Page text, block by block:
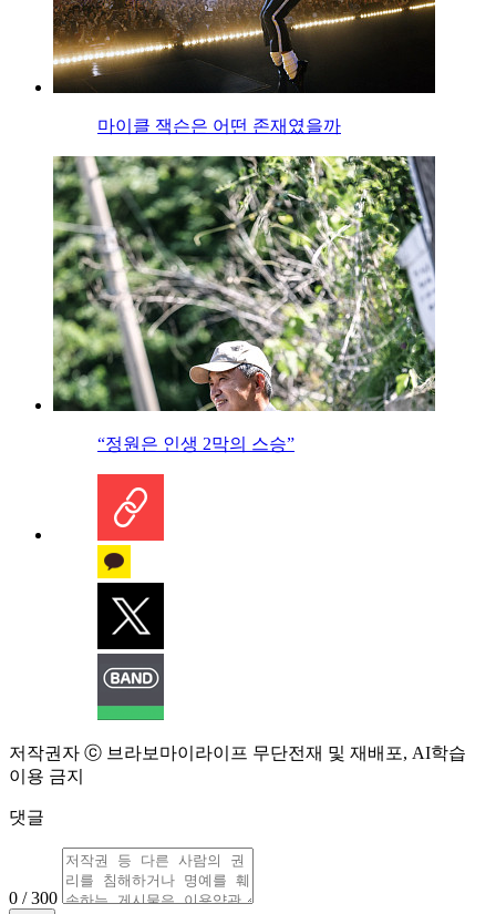
마이클 잭슨은 어떤 존재였을까
“정원은 인생 2막의 스승”
저작권자 ⓒ 브라보마이라이프 무단전재 및 재배포, AI학습
이용 금지
댓글
0 / 300